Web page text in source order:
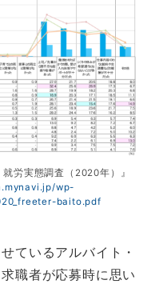
労実態調査（2020年）』
wp-
baito.pdf
ているアルバイト・
職者が応募時に思い